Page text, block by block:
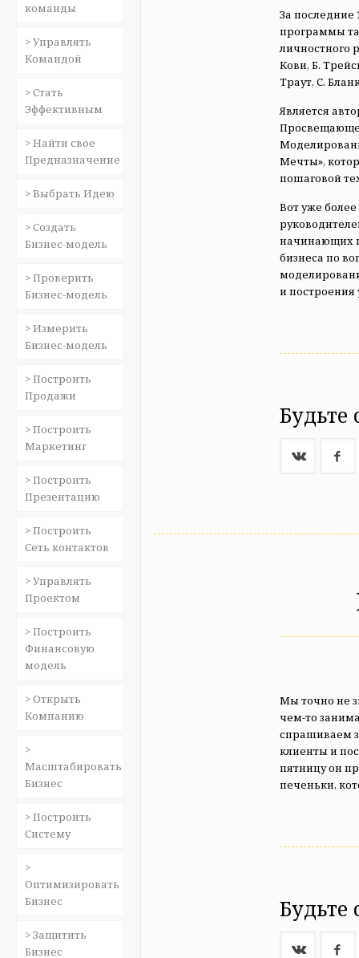
За
программы
личностного
Кови, Б.
Траут, С.
Является
Мечты»,
пошаговой
Вот уже
начинающих
бизнеса по
и построения
Будьте
Мы точно не
чем-то
спрашиваем
клиенты и
пятницу он
печеньки,
Будьте
команды
> Управлять
Командой
> Стать
Эффективным
> Найти свое
Предназначение
> Выбрать Идею
> Создать
Бизнес-модель
> Проверить
Бизнес-модель
> Измерить
Бизнес-модель
> Построить
Продажи
> Построить
Маркетинг
> Построить
Презентацию
> Построить
Сеть контактов
> Управлять
Проектом
> Построить
Финансовую
модель
> Открыть
Компанию
>
Масштабировать
Бизнес
> Построить
Систему
>
Оптимизировать
Бизнес
> Защитить
Бизнес